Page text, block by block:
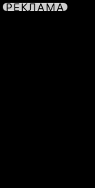
РЕКЛАМА